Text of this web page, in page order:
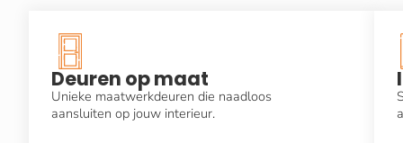
Deuren op maat
Unieke maatwerkdeuren die naadloos
aansluiten op jouw interieur.